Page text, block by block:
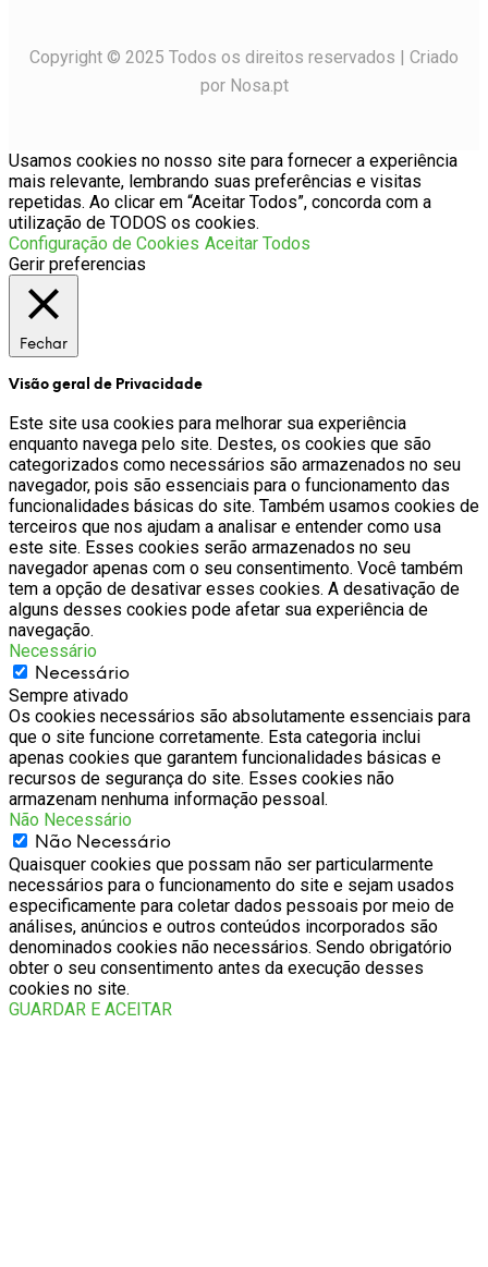
Copyright © 2025 Todos os direitos reservados | Criado
por Nosa.pt
Usamos cookies no nosso site para fornecer a experiência
mais relevante, lembrando suas preferências e visitas
repetidas. Ao clicar em “Aceitar Todos”, concorda com a
utilização de TODOS os cookies.
Configuração de Cookies Aceitar Todos
Gerir preferencias
Fechar
Visão geral de Privacidade
Este site usa cookies para melhorar sua experiência
enquanto navega pelo site. Destes, os cookies que são
categorizados como necessários são armazenados no seu
navegador, pois são essenciais para o funcionamento das
funcionalidades básicas do site. Também usamos cookies de
terceiros que nos ajudam a analisar e entender como usa
este site. Esses cookies serão armazenados no seu
navegador apenas com o seu consentimento. Você também
tem a opção de desativar esses cookies. A desativação de
alguns desses cookies pode afetar sua experiência de
navegação.
Necessário
Necessário
Sempre ativado
Os cookies necessários são absolutamente essenciais para
que o site funcione corretamente. Esta categoria inclui
apenas cookies que garantem funcionalidades básicas e
recursos de segurança do site. Esses cookies não
armazenam nenhuma informação pessoal.
Não Necessário
Não Necessário
Quaisquer cookies que possam não ser particularmente
necessários para o funcionamento do site e sejam usados
especificamente para coletar dados pessoais por meio de
análises, anúncios e outros conteúdos incorporados são
denominados cookies não necessários. Sendo obrigatório
obter o seu consentimento antes da execução desses
cookies no site.
GUARDAR E ACEITAR